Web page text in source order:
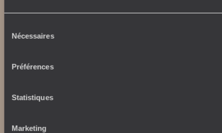
Nécessaires
Préférences
Statistiques
Marketing